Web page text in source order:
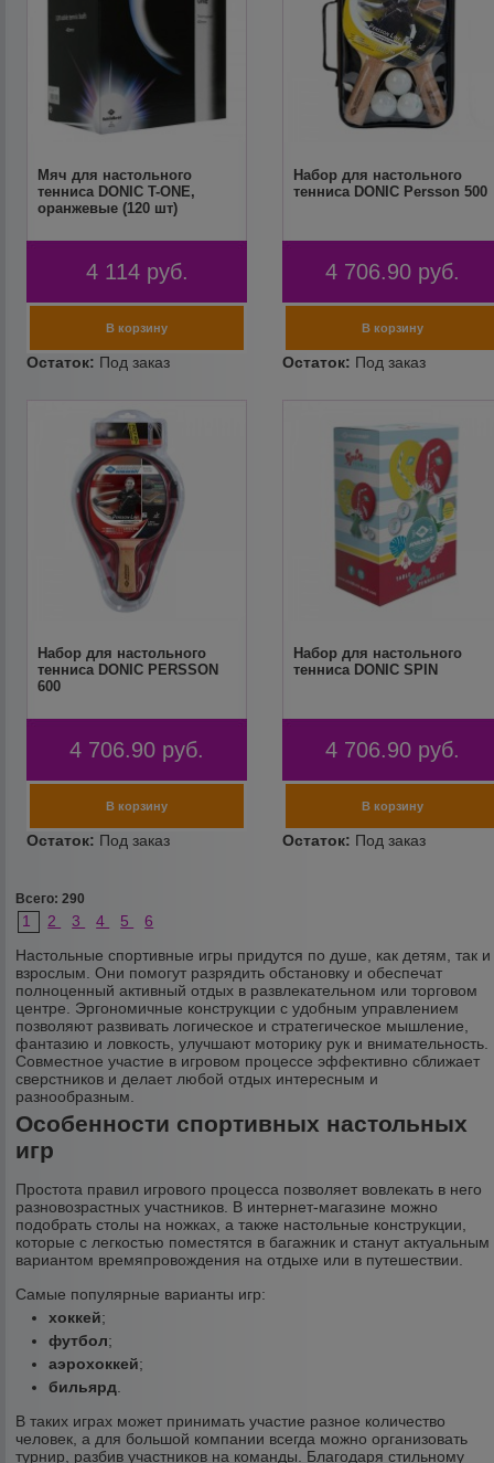
Мяч для настольного
тенниса DONIC T-ONE,
оранжевые (120 шт)
4 114 руб.
Набор для настольного
тенниса DONIC Persson 500
4 706.90 руб.
Набор для настольного
тенниса DONIC PERSSON
600
4 706.90 руб.
Набор для настольного
тенниса DONIC SPIN
4 706.90 руб.
Всего: 290
1 2 3 4 5
6
Настольные спортивные игры придутся по душе, как детям, так и
взрослым. Они помогут разрядить обстановку и обеспечат
полноценный активный отдых в развлекательном или торговом
центре. Эргономичные конструкции с удобным управлением
позволяют развивать логическое и стратегическое мышление,
фантазию и ловкость, улучшают моторику рук и внимательность.
Совместное участие в игровом процессе эффективно сближает
сверстников и делает любой отдых интересным и
разнообразным.
Особенности спортивных настольных
игр
Простота правил игрового процесса позволяет вовлекать в него
разновозрастных участников. В интернет-магазине можно
подобрать столы на ножках, а также настольные конструкции,
которые с легкостью поместятся в багажник и станут актуальным
вариантом времяпровождения на отдыхе или в путешествии.
Самые популярные варианты игр:
хоккей;
футбол;
аэрохоккей;
бильярд
В таких играх может принимать участие разное количество
человек, а для большой компании всегда можно организовать
турнир, разбив участников на команды. Благодаря стильному